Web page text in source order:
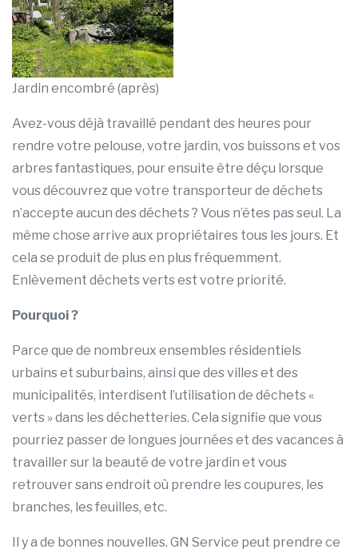
Jardin encombré (après)
Avez-vous déjà travaillé pendant des heures pour
rendre votre pelouse, votre jardin, vos buissons et vos
arbres fantastiques, pour ensuite être déçu lorsque
vous découvrez que votre transporteur de déchets
n’accepte aucun des déchets ? Vous n’êtes pas seul. La
même chose arrive aux propriétaires tous les jours. Et
cela se produit de plus en plus fréquemment.
Enlèvement déchets verts est votre priorité.
Pourquoi ?
Parce que de nombreux ensembles résidentiels
urbains et suburbains, ainsi que des villes et des
municipalités, interdisent l’utilisation de déchets «
verts » dans les déchetteries. Cela signifie que vous
pourriez passer de longues journées et des vacances à
travailler sur la beauté de votre jardin et vous
retrouver sans endroit où prendre les coupures, les
branches, les feuilles, etc.
Il y a de bonnes nouvelles. GN Service peut prendre ce